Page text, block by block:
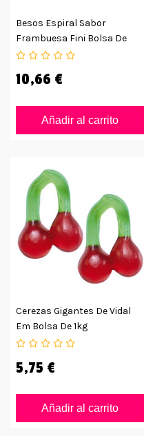
Besos Espiral Sabor
Frambuesa Fini Bolsa De
250ud
10,66 €
Añadir al carrito
Cerezas Gigantes De Vidal
Em Bolsa De 1kg
5,75 €
Añadir al carrito